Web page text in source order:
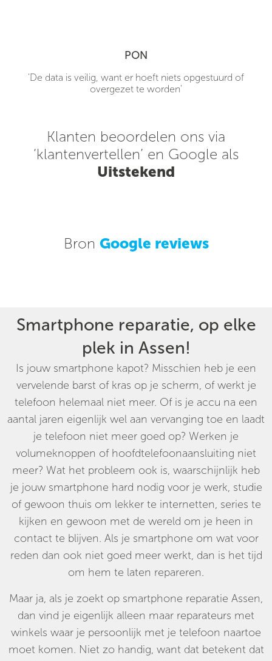
PON
'De data is veilig, want er hoeft niets opgestuurd of
overgezet te worden'
Klanten beoordelen ons via
‘klantenvertellen’ en Google als
Uitstekend
Bron Google reviews
Smartphone reparatie, op elke
plek in Assen!
Is jouw smartphone kapot? Misschien heb je een
vervelende barst of kras op je scherm, of werkt je
telefoon helemaal niet meer. Of is je accu na een
aantal jaren eigenlijk wel aan vervanging toe en laadt
je telefoon niet meer goed op? Werken je
volumeknoppen of hoofdtelefoonaansluiting niet
meer? Wat het probleem ook is, waarschijnlijk heb
je jouw smartphone hard nodig voor je werk, studie
of gewoon thuis om lekker te internetten, series te
kijken en gewoon met de wereld om je heen in
contact te blijven. Als je smartphone om wat voor
reden dan ook niet goed meer werkt, dan is het tijd
om hem te laten repareren.
Maar ja, als je zoekt op smartphone reparatie Assen,
dan vind je eigenlijk alleen maar reparateurs met
winkels waar je persoonlijk met je telefoon naartoe
moet komen. Niet zo handig, want dat betekent dat